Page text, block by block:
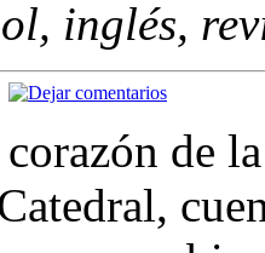
inglés,
de